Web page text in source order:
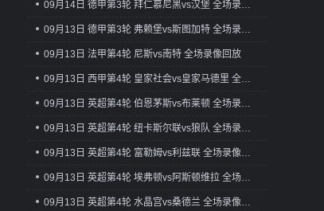
09月14日 德甲第3轮 拜仁慕尼黑vs汉堡 全场录像回放
09月13日 德甲第3轮 弗赖堡vs斯图加特 全场录像回放
09月13日 法甲第4轮 尼斯vs南特 全场录像回放
09月13日 西甲第4轮 皇家社会vs皇家马德里 全场录像回放
09月13日 英超第4轮 伯恩茅斯vs布莱顿 全场录像回放
09月13日 英超第4轮 纽卡斯尔联vs狼队 全场录像回放
09月13日 英超第4轮 富勒姆vs利兹联 全场录像回放
09月13日 英超第4轮 埃弗顿vs阿斯顿维拉 全场录像回放
09月13日 英超第4轮 水晶宫vs桑德兰 全场录像回放